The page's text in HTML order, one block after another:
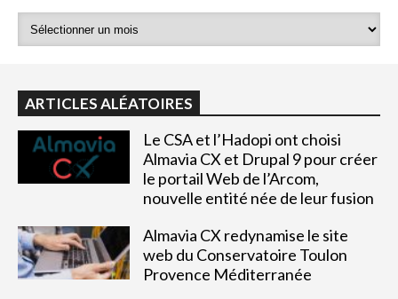
ARTICLES ALÉATOIRES
Le CSA et l’Hadopi ont choisi
Almavia CX et Drupal 9 pour créer
le portail Web de l’Arcom,
nouvelle entité née de leur fusion
Almavia CX redynamise le site
web du Conservatoire Toulon
Provence Méditerranée